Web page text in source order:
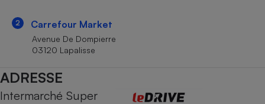
2 Carrefour Market
Avenue De Dompierre
03120 Lapalisse
ADRESSE
Intermarché Super